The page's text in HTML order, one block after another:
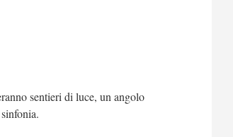
sentieri di luce, un angolo